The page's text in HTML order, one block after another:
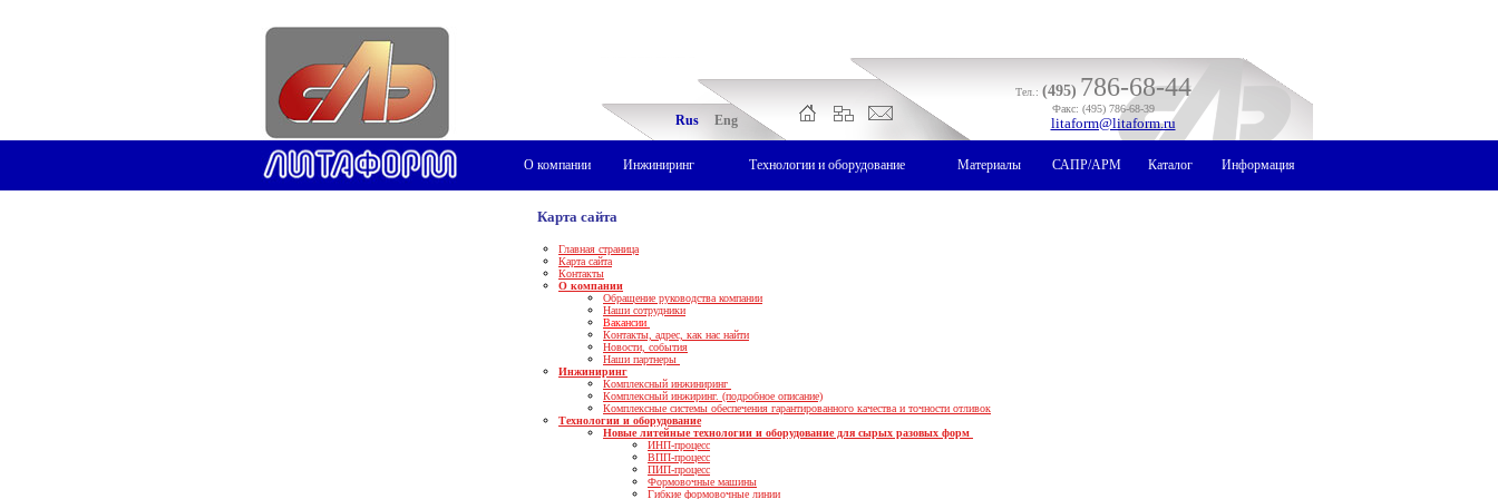
Rus Eng
Тел.: (495) 786-68-44
Факс: (495) 786-68-39
litaform@litaform.ru
О компании Инжиниринг Технологии и оборудование Материалы САПР/АРМ Каталог Информация
Карта сайта
Главная страница
Карта сайта
Контакты
О компании
Обращение руководства компании
Наши сотрудники
Вакансии
Контакты, адрес, как нас найти
Новости, события
Наши партнеры
Инжиниринг
Комплексный инжиниринг
Комплексный инжиринг. (подробное описание)
Комплексные системы обеспечения гарантированного качества и точности отливок
Технологии и оборудование
Новые литейные технологии и оборудование для сырых разовых форм
ИНП-процесс
ВПП-процесс
ПИП-процесс
Формовочные машины
Гибкие формовочные линии